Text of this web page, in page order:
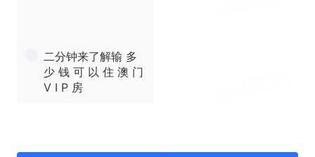
二分钟来了解输 多
少 钱 可 以 住 澳 门
V I P 房